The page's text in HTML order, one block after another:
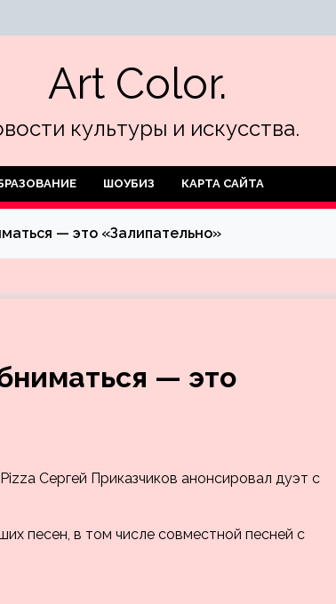
Art Color.
культуры и искусства.
ШОУБИЗ КАРТА САЙТА
— это «Залипательно»
— это
Сергей Приказчиков анонсировал дуэт с
песен, в том числе совместной песней с